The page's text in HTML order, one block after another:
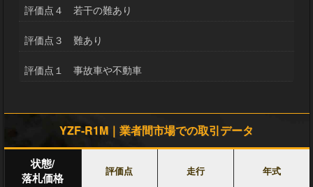
評価点４ 若干の難あり
評価点３ 難あり
評価点１ 事故車や不動車
YZF-R1M｜業者間市場での取引データ
状態/
落札価格
評価点 走行 年式